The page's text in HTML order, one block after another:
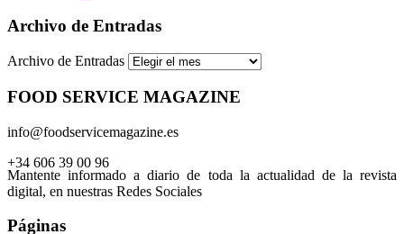
Archivo de Entradas
Archivo de Entradas
FOOD SERVICE MAGAZINE
info@foodservicemagazine.es
+34 606 39 00 96
Mantente informado a diario de toda la actualidad de la revista
digital, en nuestras Redes Sociales
Páginas